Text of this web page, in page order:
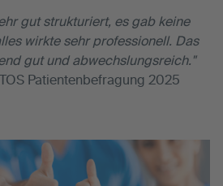
gut strukturiert, es gab keine
wirkte sehr professionell. Das
gut und abwechslungsreich."
Patientenbefragung 2025